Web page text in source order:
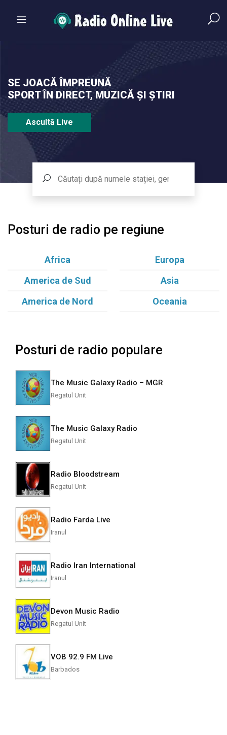
SE JOACĂ ÎMPREUNĂ
SPORT ÎN DIRECT, MUZICĂ ȘI ȘTIRI
Ascultă Live
Posturi de radio pe regiune
Africa
Europa
America de Sud
Asia
America de Nord
Oceania
Posturi de radio populare
The Music Galaxy Radio – MGR
Regatul Unit
The Music Galaxy Radio
Regatul Unit
Radio Bloodstream
Regatul Unit
Radio Farda Live
Iranul
Radio Iran International
Iranul
Devon Music Radio
Regatul Unit
VOB 92.9 FM Live
Barbados